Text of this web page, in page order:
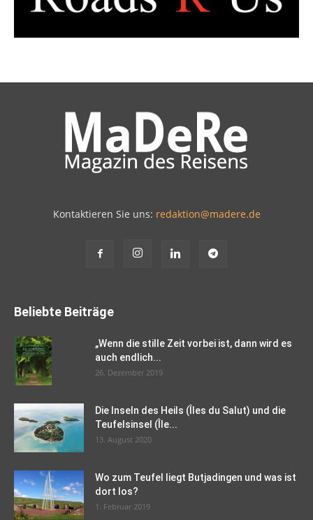
Kontaktieren Sie uns: redaktion@madere.de
Beliebte Beiträge
„Wenn die stille Zeit vorbei ist, dann wird es
auch endlich...
26. Dezember 2019
Die Inseln des Heils (Îles du Salut) und die
Teufelsinsel (Île...
13. August 2020
Wo zum Teufel liegt Butjadingen und was ist
dort los?
1. Februar 2019